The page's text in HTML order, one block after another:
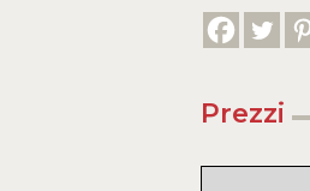
Prezzi